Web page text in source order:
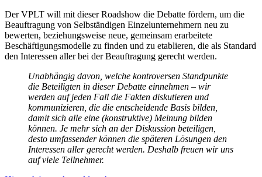
Der VPLT will mit dieser Roadshow die Debatte fördern, um die
Beauftragung von Selbständigen Einzelunternehmern neu zu
bewerten, beziehungsweise neue, gemeinsam erarbeitete
Beschäftigungsmodelle zu finden und zu etablieren, die als Standard
den Interessen aller bei der Beauftragung gerecht werden.
Unabhängig davon, welche kontroversen Standpunkte
die Beteiligten in dieser Debatte einnehmen – wir
werden auf jeden Fall die Fakten diskutieren und
kommunizieren, die die entscheidende Basis bilden,
damit sich alle eine (konstruktive) Meinung bilden
können. Je mehr sich an der Diskussion beteiligen,
desto umfassender können die späteren Lösungen den
Interessen aller gerecht werden. Deshalb freuen wir uns
auf viele Teilnehmer.